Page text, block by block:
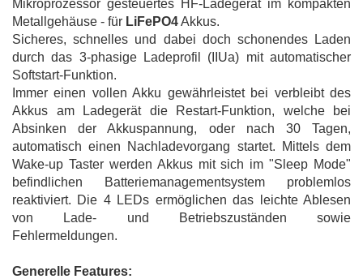
Mikroprozessor gesteuertes HF-Ladegerät im kompakten
Metallgehäuse - für LiFePO4Akkus.
Sicheres, schnelles und dabei doch schonendes Laden
durch das 3-phasige Ladeprofil (IIUa) mit automatischer
Softstart-Funktion.
Immer einen vollen Akku gewährleistet bei verbleibt des
Akkus am Ladegerät die Restart-Funktion, welche bei
Absinken der Akkuspannung, oder nach 30 Tagen,
automatisch einen Nachladevorgang startet. Mittels dem
Wake-up Taster werden Akkus mit sich im "Sleep Mode"
befindlichen Batteriemanagementsystem problemlos
reaktiviert. Die 4 LEDs ermöglichen das leichte Ablesen
von Lade- und Betriebszuständen sowie
Fehlermeldungen.
Generelle Features: